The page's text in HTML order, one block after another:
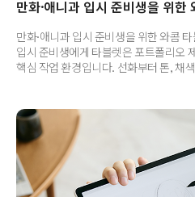
만화·애니과 입시 준비생을 위
만화·애니과 입시 준비생을 위한 와콤
입시 준비생에게 타블렛은 포트폴리오
핵심 작업 환경입니다. 선화부터 톤, 채
고민하는 와콤 제품 5종, 와콤 인튜어스
원 14 / 와콤 무빙크패드 프로 14 / 와콤
자신에게 적합한 타블렛을 선택하는 기
함께 알아보겠습니다. | 입시용 타블렛
‘무조건 큰 화면’, ‘무조건 휴대성’처럼